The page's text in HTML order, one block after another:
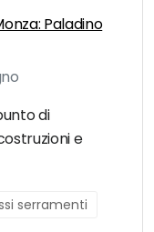
Paladino
di
e
serramenti